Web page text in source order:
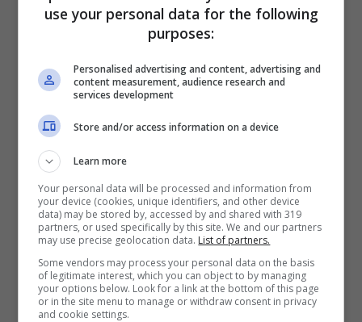
elastica e contribuisce a preservare la
salute dell’unghia naturale, che
rappresenta la base della ricostruzione.
Durante le faccende domestiche è
consigliabile indossare guanti protettivi,
soprattutto quando si utilizzano detergenti
aggressivi o prodotti chimici.
Attenzione alla ricrescita e alla
manutenzione
use your personal data for the following
purposes:
Personalised advertising and content, advertising and
content measurement, audience research and
services development
Store and/or access information on a device
Learn more
Your personal data will be processed and information from
your device (cookies, unique identifiers, and other device
data) may be stored by, accessed by and shared with 319
partners, or used specifically by this site. We and our partners
may use precise geolocation data. List of partners.
Some vendors may process your personal data on the basis
of legitimate interest, which you can object to by managing
your options below. Look for a link at the bottom of this page
or in the site menu to manage or withdraw consent in privacy
and cookie settings.